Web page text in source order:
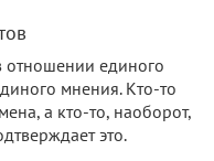
отношении единого
мнения. Кто-то
а кто-то, наоборот,
это.